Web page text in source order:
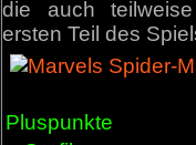
die auch
ersten Teil des
Pluspunkte